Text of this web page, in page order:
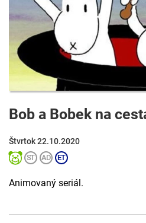
Bob a Bobek na
Štvrtok 22.10.2020
Animovaný seriál.